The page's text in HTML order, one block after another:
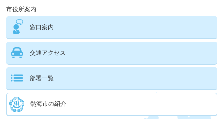
市役所案内
窓口案内
交通アクセス
部署一覧
熱海市の紹介